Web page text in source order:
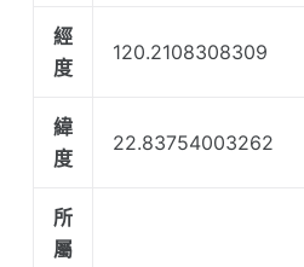
經
度
120.2108308309
緯
度
22.83754003262
所
屬